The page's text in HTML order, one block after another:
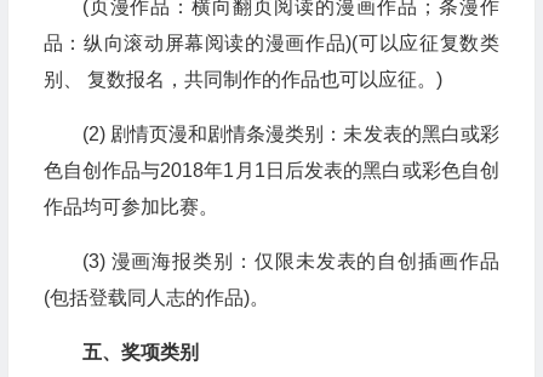
(页漫作品：横向翻页阅读的漫画作品；条漫作
品：纵向滚动屏幕阅读的漫画作品)(可以应征复数类
别、 复数报名，共同制作的作品也可以应征。)
(2) 剧情页漫和剧情条漫类别：未发表的黑白或彩
色自创作品与2018年1月1日后发表的黑白或彩色自创
作品均可参加比赛。
(3) 漫画海报类别：仅限未发表的自创插画作品
(包括登载同人志的作品)。
五、奖项类别